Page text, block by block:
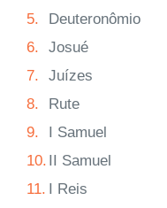
5.
Deuteronômio
6.
Josué
7.
Juízes
8.
Rute
9.
I Samuel
10. II Samuel
11. I Reis